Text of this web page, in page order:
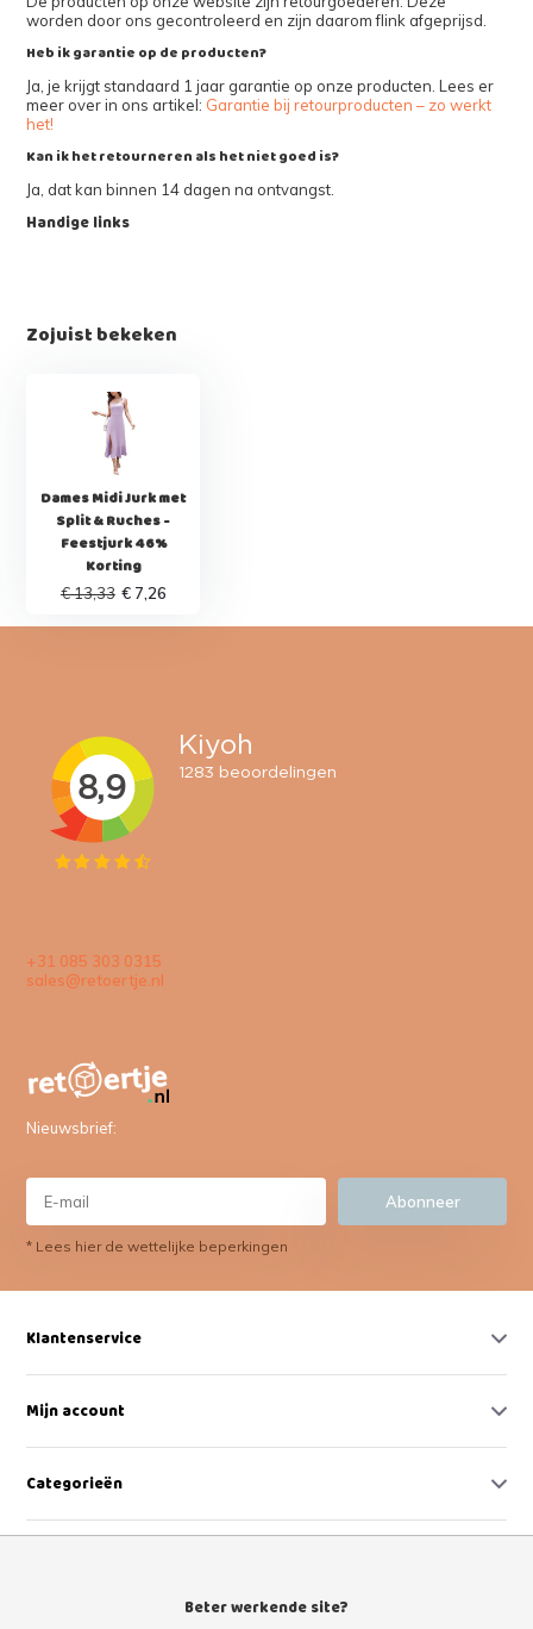
worden door ons gecontroleerd en zijn daarom flink afgeprijsd.
Heb ik garantie op de producten?
Ja, je krijgt standaard 1 jaar garantie op onze producten. Lees er
meer over in ons artikel: Garantie bij retourproducten – zo werkt
het!
Kan ik het retourneren als het niet goed is?
Ja, dat kan binnen 14 dagen na ontvangst.
Handige links
Zojuist bekeken
Dames Midi Jurk met
Split & Ruches -
Feestjurk 46%
Korting
€ 13,33 € 7,26
+31 085 303 0315
sales@retoertje.nl
Nieuwsbrief:
Abonneer
* Lees hier de wettelijke beperkingen
Klantenservice
Mijn account
Categorieën
Beter werkende site?